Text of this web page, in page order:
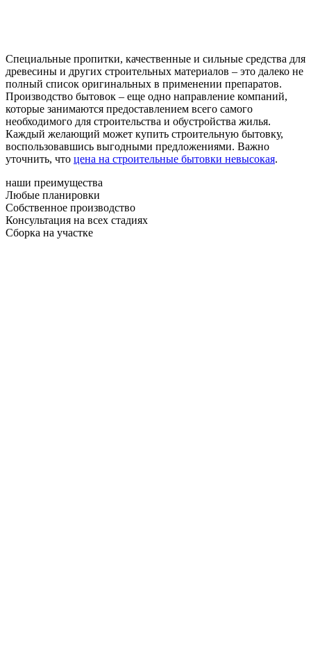
Специальные пропитки, качественные и сильные средства для
древесины и других строительных материалов – это далеко не
полный список оригинальных в применении препаратов.
Производство бытовок – еще одно направление компаний,
которые занимаются предоставлением всего самого
необходимого для строительства и обустройства жилья.
Каждый желающий может купить строительную бытовку,
воспользовавшись выгодными предложениями. Важно
уточнить, что цена на строительные бытовки невысокая.
наши преимущества
Любые планировки
Собственное производство
Консультация на всех стадиях
Сборка на участке